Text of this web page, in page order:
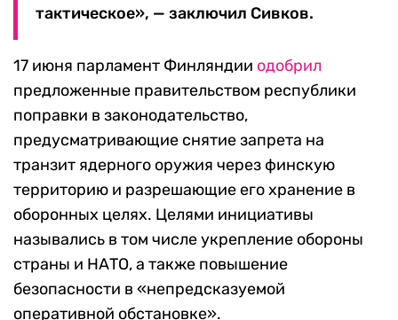
тактическое», — заключил Сивков.
17 июня парламент Финляндии одобрил
предложенные правительством республики
поправки в законодательство,
предусматривающие снятие запрета на
транзит ядерного оружия через финскую
территорию и разрешающие его хранение в
оборонных целях. Целями инициативы
назывались в том числе укрепление обороны
страны и НАТО, а также повышение
безопасности в «непредсказуемой
оперативной обстановке».